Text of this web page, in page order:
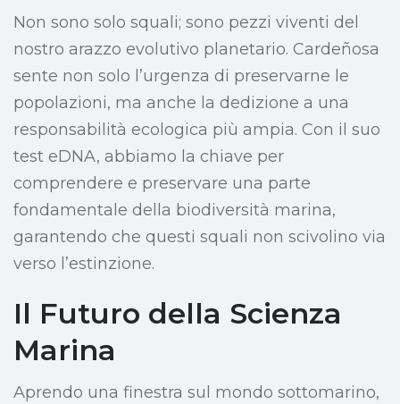
Non sono solo squali; sono pezzi viventi del
nostro arazzo evolutivo planetario. Cardeñosa
sente non solo l’urgenza di preservarne le
popolazioni, ma anche la dedizione a una
responsabilità ecologica più ampia. Con il suo
test eDNA, abbiamo la chiave per
comprendere e preservare una parte
fondamentale della biodiversità marina,
garantendo che questi squali non scivolino via
verso l’estinzione.
Il Futuro della Scienza
Marina
Aprendo una finestra sul mondo sottomarino,